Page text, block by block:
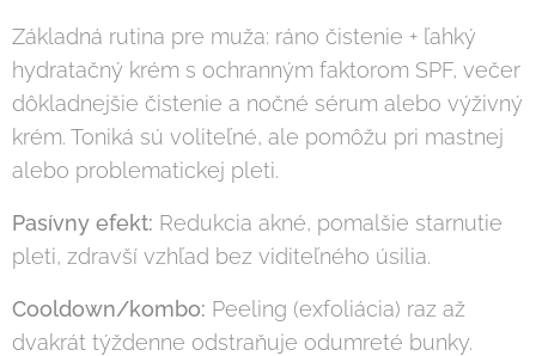
Základná rutina pre muža: ráno čistenie + ľahký
hydratačný krém s ochranným faktorom SPF, večer
dôkladnejšie čistenie a nočné sérum alebo výživný
krém. Toniká sú voliteľné, ale pomôžu pri mastnej
alebo problematickej pleti.
Pasívny efekt: Redukcia akné, pomalšie starnutie
pleti, zdravší vzhľad bez viditeľného úsilia.
Cooldown/kombo: Peeling (exfoliácia) raz až
dvakrát týždenne odstraňuje odumreté bunky.